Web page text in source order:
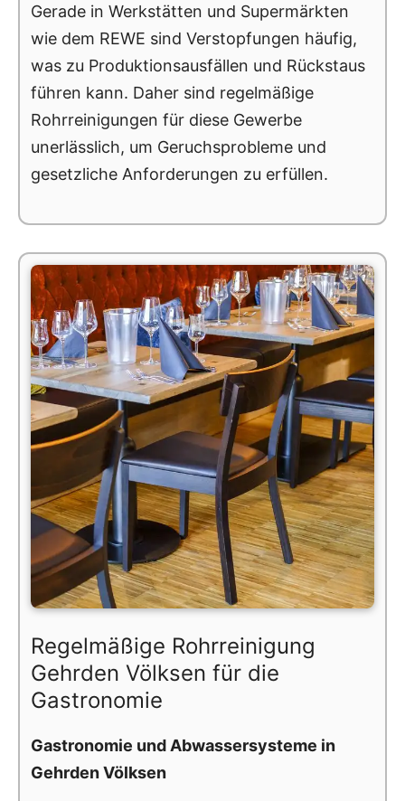
Gerade in Werkstätten und Supermärkten
wie dem REWE sind Verstopfungen häufig,
was zu Produktionsausfällen und Rückstaus
führen kann. Daher sind regelmäßige
Rohrreinigungen für diese Gewerbe
unerlässlich, um Geruchsprobleme und
gesetzliche Anforderungen zu erfüllen.
Regelmäßige Rohrreinigung
Gehrden Völksen für die
Gastronomie
Gastronomie und Abwassersysteme in
Gehrden Völksen